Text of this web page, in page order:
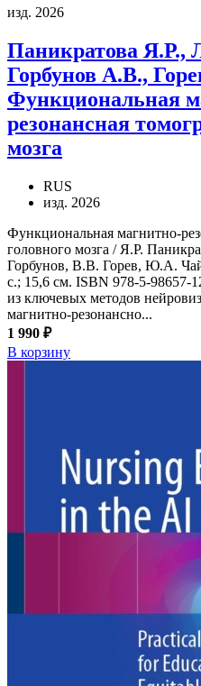
изд. 2026
Паникратова Я.Р.,
Горбунов А.В.,
Функциональная
резонансная
мозга
RUS
изд. 2026
Функциональная магнитно-
головного мозга / Я.Р.
Горбунов, В.В. Горев, Ю.А.
с.; 15,6 см. ISBN 978-5-98657-
из ключевых методов
магнитно-резонансно...
1 990 ₽
В корзину